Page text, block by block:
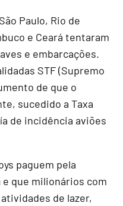
Paulo, Rio de
e Ceará tentaram
e embarcações.
STF (Supremo
de que o
sucedido a Taxa
de incidência aviões
paguem pela
que milionários com
de lazer,